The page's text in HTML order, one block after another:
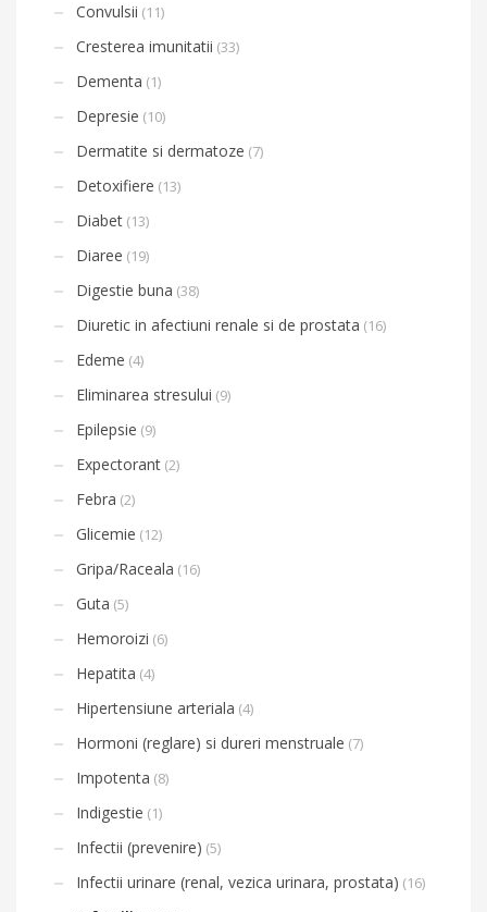
Convulsii (11)
Cresterea imunitatii (33)
Dementa (1)
Depresie (10)
Dermatite si dermatoze (7)
Detoxifiere (13)
Diabet (13)
Diaree (19)
Digestie buna (38)
Diuretic in afectiuni renale si de prostata (16)
Edeme (4)
Eliminarea stresului (9)
Epilepsie (9)
Expectorant (2)
Febra (2)
Glicemie (12)
Gripa/Raceala (16)
Guta (5)
Hemoroizi (6)
Hepatita (4)
Hipertensiune arteriala (4)
Hormoni (reglare) si dureri menstruale (7)
Impotenta (8)
Indigestie (1)
Infectii (prevenire) (5)
Infectii urinare (renal, vezica urinara, prostata) (16)